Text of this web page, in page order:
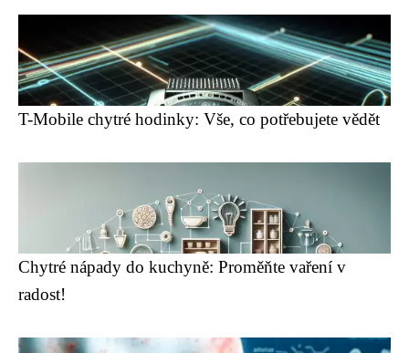
T-Mobile chytré hodinky: Vše, co potřebujete vědět
Chytré nápady do kuchyně: Proměňte vaření v
radost!